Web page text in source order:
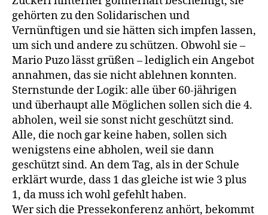
gehörten zu den Solidarischen und
Vernünftigen und sie hätten sich impfen lassen,
um sich und andere zu schützen. Obwohl sie –
Mario Puzo lässt grüßen – lediglich ein Angebot
annahmen, das sie nicht ablehnen konnten.
Sternstunde der Logik: alle über 60-jährigen
und überhaupt alle Möglichen sollen sich die 4.
abholen, weil sie sonst nicht geschützt sind.
Alle, die noch gar keine haben, sollen sich
wenigstens eine abholen, weil sie dann
geschützt sind. An dem Tag, als in der Schule
erklärt wurde, dass 1 das gleiche ist wie 3 plus
1, da muss ich wohl gefehlt haben.
Wer sich die Pressekonferenz anhört, bekommt